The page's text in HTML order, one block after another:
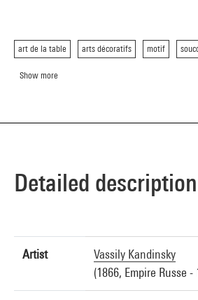
art de la table arts décoratifs motif
Show more
Detailed description
Artist
Vassily Kandinsky
(1866, Empire Russe -